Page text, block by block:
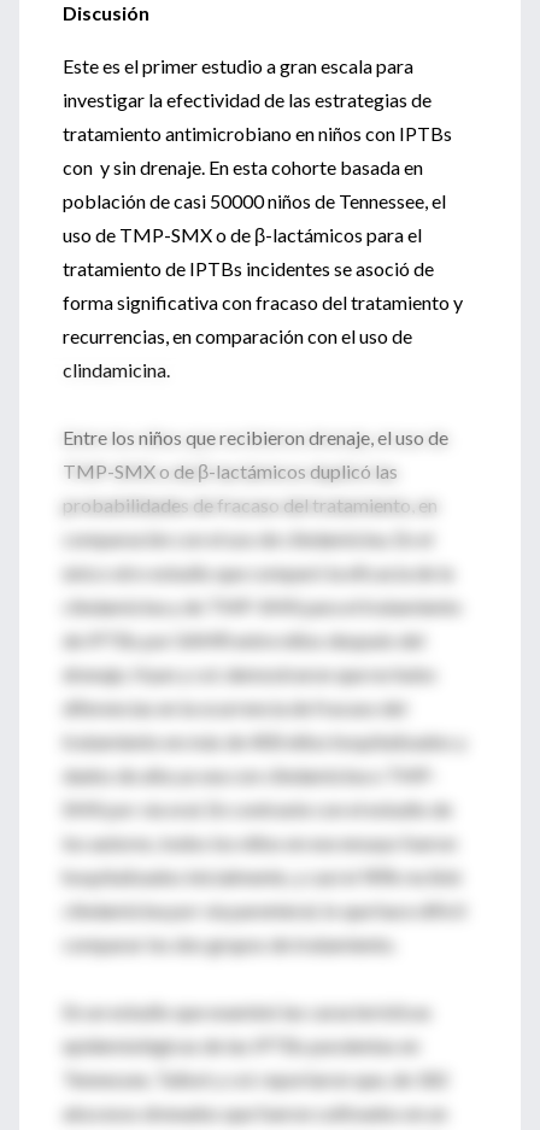
Discusión
Este es el primer estudio a gran escala para
investigar la efectividad de las estrategias de
tratamiento antimicrobiano en niños con IPTBs
con y sin drenaje. En esta cohorte basada en
población de casi 50000 niños de Tennessee, el
uso de TMP-SMX o de β-lactámicos para el
tratamiento de IPTBs incidentes se asoció de
forma significativa con fracaso del tratamiento y
recurrencias, en comparación con el uso de
clindamicina.
Entre los niños que recibieron drenaje, el uso de
TMP-SMX o de β-lactámicos duplicó las
probabilidades de fracaso del tratamiento, en
comparación con el uso de clindamicina. En el
único otro estudio que comparó la eficacia de la
clindamicina y de TMP-SMX para el tratamiento
de IPTBs por SAMR entre niños después del
drenaje, Hyun y col. demostraron que no hubo
diferencias en la ocurrencia de fracaso del
tratamiento en más de 400 niños hospitalizados y
dados de alta ya sea con clindamicina o TMP-
SMX por vía oral. En contraste con el estudio de
los autores, todos los niños en ese ensayo fueron
hospitalizados inicialmente, y casi el 90% recibió
clindamicina por vía parenteral, lo que hace difícil
comparar los dos grupos de tratamiento.
En un estudio que examinó las características
epidemiológicas de las IPTBs purulentas en
Tennessee, Talbot y col. reportaron que, de 182
abscesos drenados que fueron cultivados en un